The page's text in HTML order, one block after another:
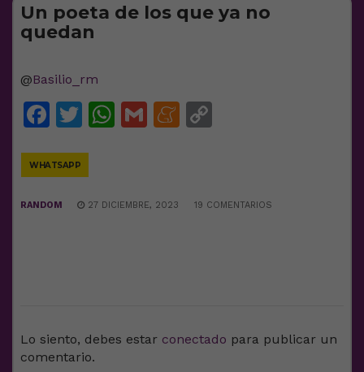
Un poeta de los que ya no
quedan
@Basilio_rm
Facebook
Twitter
WhatsApp
GmailMeneame
WHATSAPP
RANDOM 27 DICIEMBRE, 2023 19 COMENTARIOS
Lo siento, debes estar conectado para publicar un
comentario.